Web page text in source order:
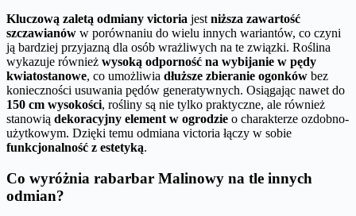
Kluczową zaletą odmiany victoria jest niższa zawartość
szczawianów w porównaniu do wielu innych wariantów, co czyni
ją bardziej przyjazną dla osób wrażliwych na te związki. Roślina
wykazuje również wysoką odporność na wybijanie w pędy
kwiatostanowe, co umożliwia dłuższe zbieranie ogonków bez
konieczności usuwania pędów generatywnych. Osiągając nawet do
150 cm wysokości, rośliny są nie tylko praktyczne, ale również
stanowią dekoracyjny element w ogrodzie o charakterze ozdobno-
użytkowym. Dzięki temu odmiana victoria łączy w sobie
funkcjonalność z estetyką.
Co wyróżnia rabarbar Malinowy na tle innych
odmian?